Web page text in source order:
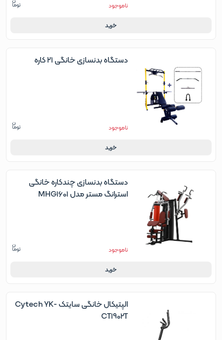
ناموجود
خرید
دستگاه بدنسازی خانگی ۲۱ کاره
ناموجود
خرید
دستگاه بدنسازی چندکاره خانگی
استرانگ مستر مدل MHG1601
ناموجود
خرید
الپتیکال خانگی سایتک Cytech YK-
CT1902T